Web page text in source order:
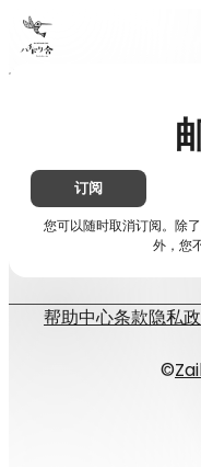
首页
订阅
您可以随时取消订阅。除
外，您
帮助中心条款隐私
©